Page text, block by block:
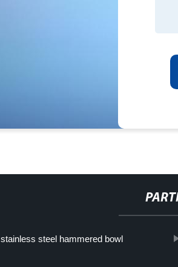
stainless steel hammered bowl